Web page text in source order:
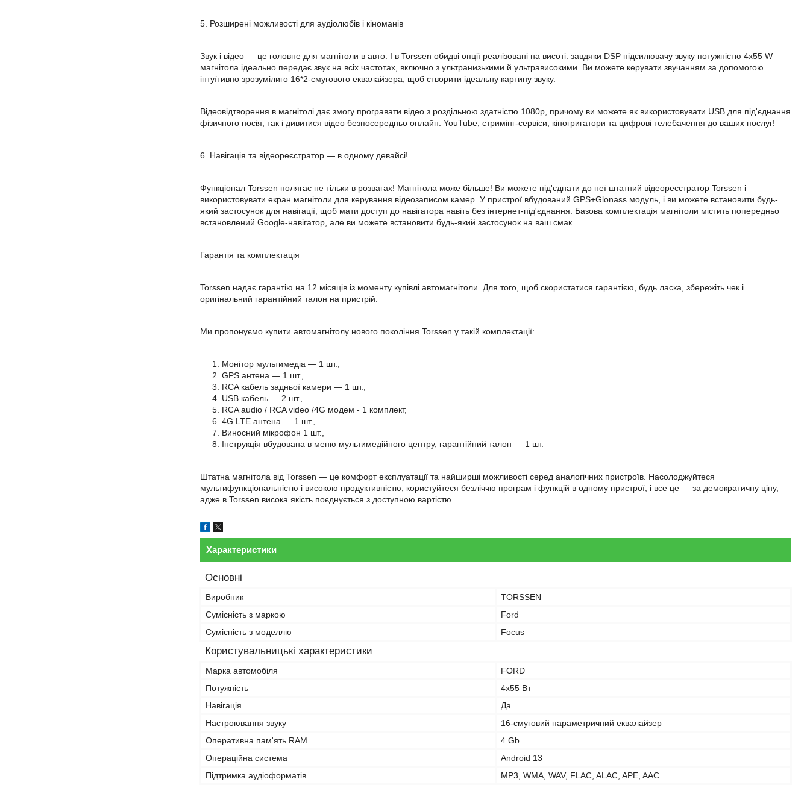
5. Розширені можливості для аудіолюбів і кіноманів
Звук і відео — це головне для магнітоли в авто. І в Torssen обидві опції реалізовані на висоті: завдяки DSP підсилювачу звуку потужністю 4х55 W
магнітола ідеально передає звук на всіх частотах, включно з ультранизькими й ультрависокими. Ви можете керувати звучанням за допомогою
інтуїтивно зрозумілиго 16*2-смугового еквалайзера, щоб створити ідеальну картину звуку.
Відеовідтворення в магнітолі дає змогу програвати відео з роздільною здатністю 1080р, причому ви можете як використовувати USB для під'єднання
фізичного носія, так і дивитися відео безпосередньо онлайн: YouTube, стримінг-сервіси, кіногригатори та цифрові телебачення до ваших послуг!
6. Навігація та відеореєстратор — в одному девайсі!
Функціонал Torssen полягає не тільки в розвагах! Магнітола може більше! Ви можете під'єднати до неї штатний відеореєстратор Torssen і
використовувати екран магнітоли для керування відеозаписом камер. У пристрої вбудований GPS+Glonass модуль, і ви можете встановити будь-
який застосунок для навігації, щоб мати доступ до навігатора навіть без інтернет-під'єднання. Базова комплектація магнітоли містить попередньо
встановлений Google-навігатор, але ви можете встановити будь-який застосунок на ваш смак.
Гарантія та комплектація
Torssen надає гарантію на 12 місяців із моменту купівлі автомагнітоли. Для того, щоб скористатися гарантією, будь ласка, збережіть чек і
оригінальний гарантійний талон на пристрій.
Ми пропонуємо купити автомагнітолу нового покоління Torssen у такій комплектації:
Монітор мультимедіа — 1 шт.,
GPS антена — 1 шт.,
RCA кабель задньої камери — 1 шт.,
USB кабель — 2 шт.,
RCA audio / RCA video /4G модем - 1 комплект,
4G LTE антена — 1 шт.,
Виносний мікрофон 1 шт.,
Інструкція вбудована в меню мультимедійного центру, гарантійний талон — 1 шт.
Штатна магнітола від Torssen — це комфорт експлуатації та найширші можливості серед аналогічних пристроїв. Насолоджуйтеся
мультифункціональністю і високою продуктивністю, користуйтеся безліччю програм і функцій в одному пристрої, і все це — за демократичну ціну,
адже в Torssen висока якість поєднується з доступною вартістю.
Характеристики
Основні
Виробник
TORSSEN
Сумісність з маркою
Ford
Сумісність з моделлю
Focus
Користувальницькі характеристики
Марка автомобіля
FORD
Потужність
4х55 Вт
Навігація
Да
Настроювання звуку
16-смуговий параметричний еквалайзер
Оперативна пам'ять RAM
4 Gb
Операційна система
Android 13
Підтримка аудіоформатів
MP3, WMA, WAV, FLAC, ALAC, APE, AAC